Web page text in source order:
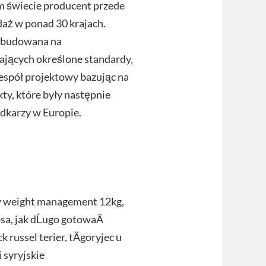
świecie producent przede
w ponad 30 krajach.
na
określone standardy,
projektowy bazując na
które były następnie
w Europie.
management 12kg,
jak dĹugo gotowaÄ
russel terier, tÄgoryjec u
syryjskie